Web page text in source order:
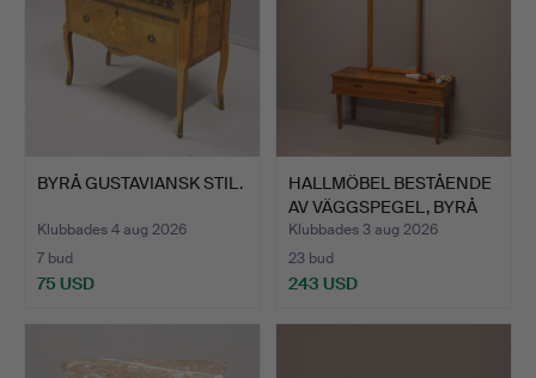
BYRÅ GUSTAVIANSK STIL.
Klubbades 4 aug 2026
7 bud
75 USD
HALLMÖBEL BESTÅENDE
AV VÄGGSPEGEL, BYRÅ
OC…
Klubbades 3 aug 2026
23 bud
243 USD